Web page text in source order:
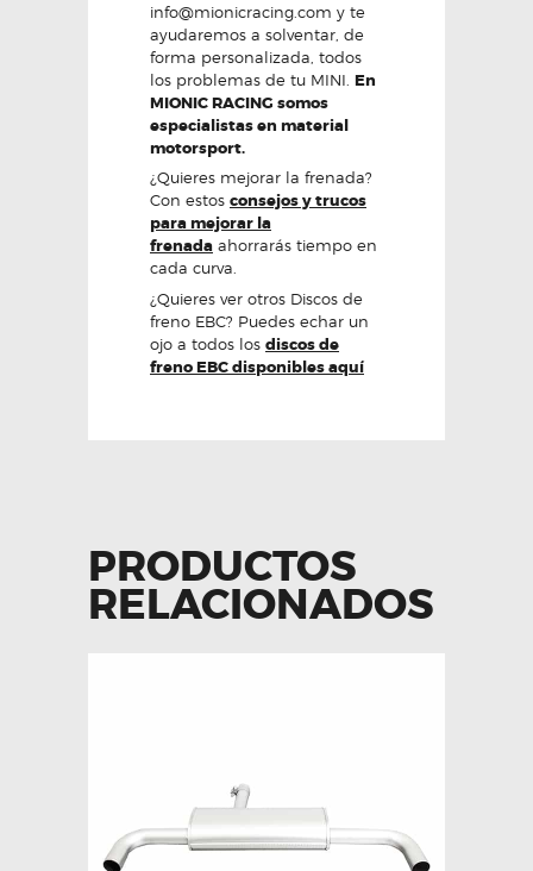
info@mionicracing.com y te
ayudaremos a solventar, de
forma personalizada, todos
los problemas de tu MINI. En
MIONIC RACING somos
especialistas en material
motorsport.
¿Quieres mejorar la frenada?
Con estos consejos y trucos
para mejorar la
frenada ahorrarás tiempo en
cada curva.
¿Quieres ver otros Discos de
freno EBC? Puedes echar un
ojo a todos los discos de
freno EBC disponibles aquí
PRODUCTOS
RELACIONADOS